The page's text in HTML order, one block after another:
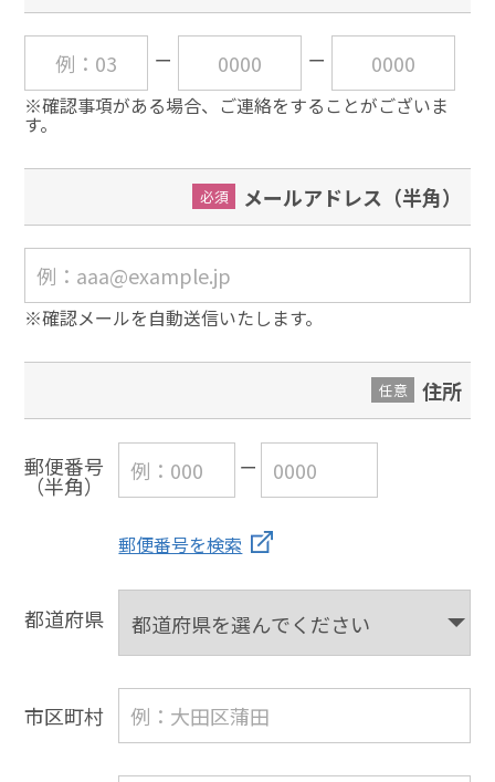
※確認事項がある場合、ご連絡をすることがございま
す。
メールアドレス（半角）
必須
※確認メールを自動送信いたします。
住所
任意
郵便番号
（半角）
郵便番号を検索
都道府県
市区町村